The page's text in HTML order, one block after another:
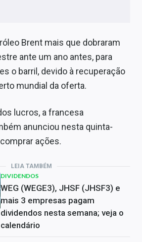
Brent mais que dobraram
ante um ano antes, para
o barril, devido à recuperação
mundial da oferta.
lucros, a francesa
anunciou nesta quinta-
ações.
LEIA TAMBÉM
DIVIDENDOS
WEG (WEGE3), JHSF (JHSF3) e
mais 3 empresas pagam
dividendos nesta semana; veja o
calendário